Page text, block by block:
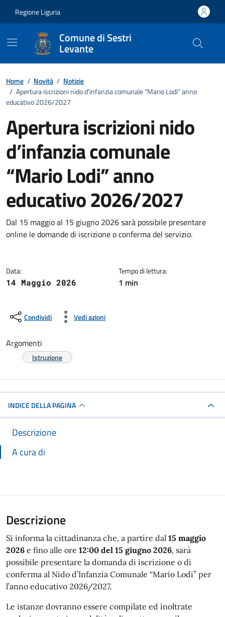
Regione Liguria
Comune di Sestri
Levante
Home / Novità / Notizie
/ Apertura iscrizioni nido d’infanzia comunale “Mario Lodi” anno
educativo 2026/2027
Apertura iscrizioni nido
d’infanzia comunale
“Mario Lodi” anno
educativo 2026/2027
Dettagli della notizia
Dal 15 maggio al 15 giugno 2026 sarà possibile presentare
online le domande di iscrizione o conferma del servizio.
Data:
14 Maggio 2026
Tempo di lettura:
1 min
Condividi Vedi azioni
Argomenti
Istruzione
INDICE DELLA PAGINA
Descrizione
A cura di
Descrizione
Si informa la cittadinanza che, a partire dal 15 maggio
2026 e fino alle ore 12:00 del 15 giugno 2026, sarà
possibile presentare la domanda di iscrizione o di
conferma al Nido d’Infanzia Comunale “Mario Lodi” per
l’anno educativo 2026/2027.
Le istanze dovranno essere compilate ed inoltrate